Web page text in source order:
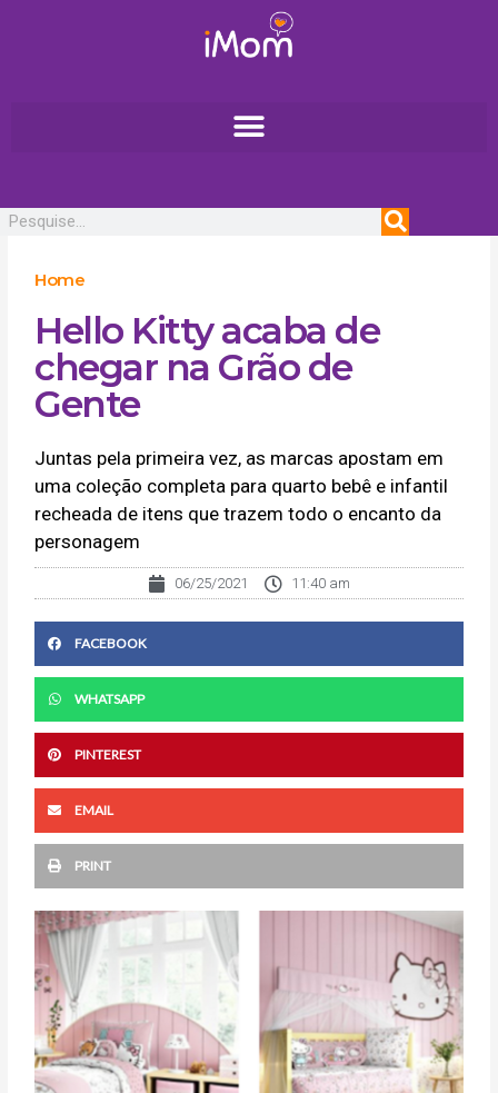
Home
Hello Kitty acaba de
chegar na Grão de
Gente
Juntas pela primeira vez, as marcas apostam em
uma coleção completa para quarto bebê e infantil
recheada de itens que trazem todo o encanto da
personagem
06/25/2021 11:40 am
FACEBOOK
WHATSAPP
PINTEREST
EMAIL
PRINT